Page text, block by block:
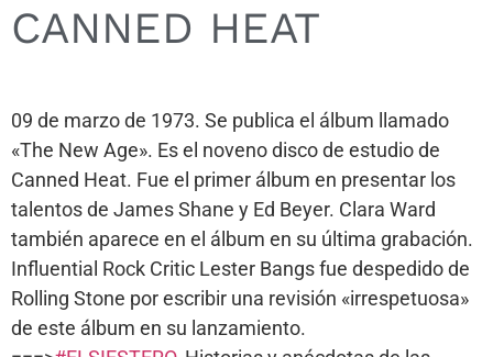
CANNED HEAT
09 de marzo de 1973. Se publica el álbum llamado
«The New Age». Es el noveno disco de estudio de
Canned Heat. Fue el primer álbum en presentar los
talentos de James Shane y Ed Beyer. Clara Ward
también aparece en el álbum en su última grabación.
Influential Rock Critic Lester Bangs fue despedido de
Rolling Stone por escribir una revisión «irrespetuosa»
de este álbum en su lanzamiento.